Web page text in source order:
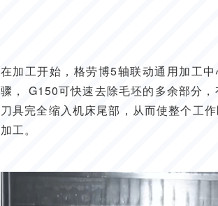
在加工开始，格劳博5轴联动通用加工
骤， G150可快速去除毛坯的多余部分
刀具完全缩入机床尾部，从而使整个工
加工。